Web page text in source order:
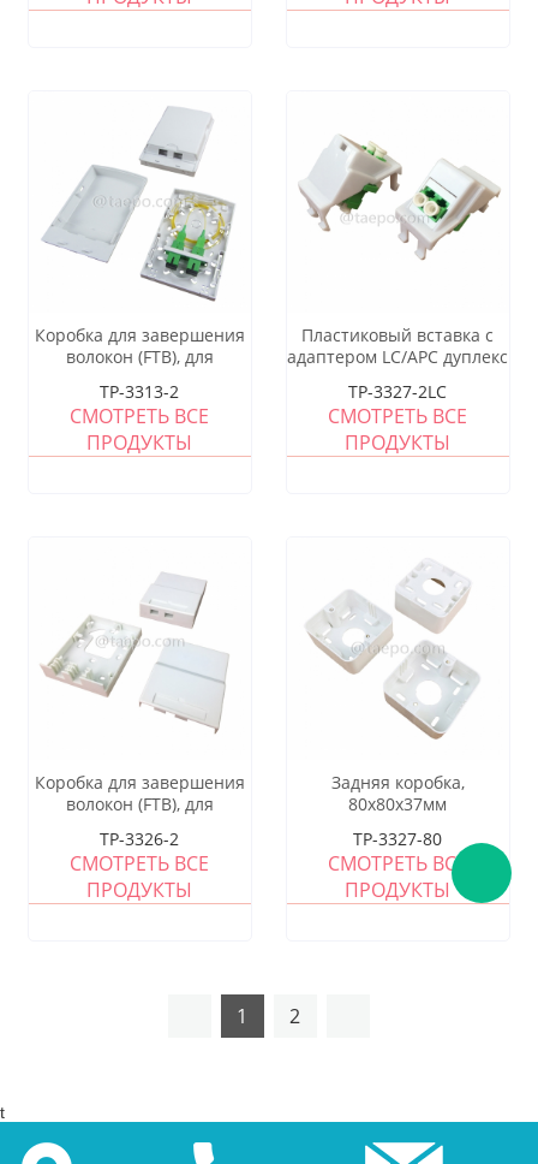
Коробка для завершения
волокон (FTB), для
помещений, SC, 2
волокна, пластиковый
корпус
TP-3313-2
СМОТРЕТЬ ВСЕ
ПРОДУКТЫ
Пластиковый вставка с
адаптером LC/APC дуплекс
TP-3327-2LC
СМОТРЕТЬ ВСЕ
ПРОДУКТЫ
Коробка для завершения
волокон (FTB), для
помещений, SC, 2
волокна, пластиковый
корпус
TP-3326-2
СМОТРЕТЬ ВСЕ
ПРОДУКТЫ
Задняя коробка,
80x80x37мм
TP-3327-80
СМОТРЕТЬ ВСЕ
ПРОДУКТЫ
1 2
t